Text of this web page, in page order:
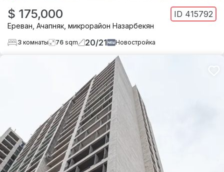
$ 175,000 ID 415792
Ереван Ачапняк микрорайон Назарбекян
3 комнаты 76 sqm 20/21 Новостройка